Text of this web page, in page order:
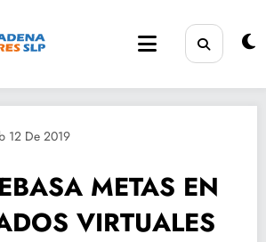
12 De 2019
METAS EN
VIRTUALES